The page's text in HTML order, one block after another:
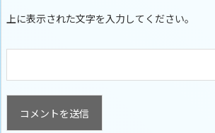
上に表示された文字を入力してください。